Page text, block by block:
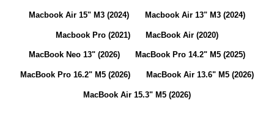
Macbook Air 15" M3 (2024) Macbook Air 13" M3 (2024)
Macbook Pro (2021) MacBook Air (2020)
MacBook Neo 13" (2026) MacBook Pro 14.2" M5 (2025)
MacBook Pro 16.2" M5 (2026) MacBook Air 13.6" M5 (2026)
MacBook Air 15.3" M5 (2026)